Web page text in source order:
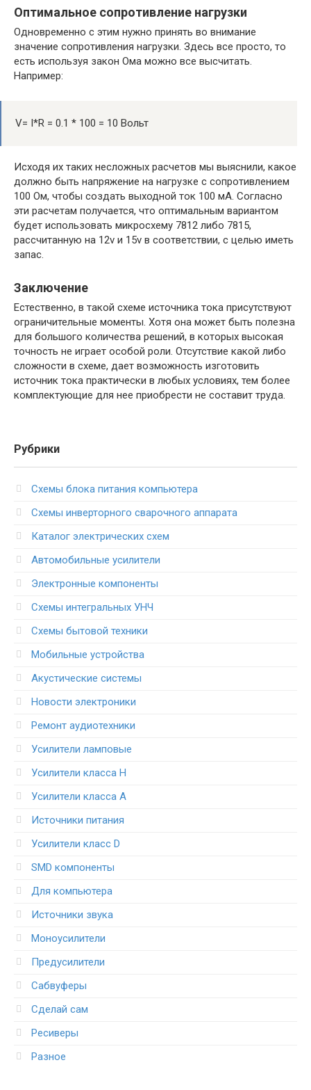
Оптимальное сопротивление нагрузки
Одновременно с этим нужно принять во внимание
значение сопротивления нагрузки. Здесь все просто, то
есть используя закон Ома можно все высчитать.
Например:
V= I*R = 0.1 * 100 = 10 Вольт
Исходя их таких несложных расчетов мы выяснили, какое
должно быть напряжение на нагрузке с сопротивлением
100 Ом, чтобы создать выходной ток 100 мА. Согласно
эти расчетам получается, что оптимальным вариантом
будет использовать микросхему 7812 либо 7815,
рассчитанную на 12v и 15v в соответствии, с целью иметь
запас.
Заключение
Естественно, в такой схеме источника тока присутствуют
ограничительные моменты. Хотя она может быть полезна
для большого количества решений, в которых высокая
точность не играет особой роли. Отсутствие какой либо
сложности в схеме, дает возможность изготовить
источник тока практически в любых условиях, тем более
комплектующие для нее приобрести не составит труда.
Рубрики
Схемы блока питания компьютера
Схемы инверторного сварочного аппарата
Каталог электрических схем
Автомобильные усилители
Электронные компоненты
Схемы интегральных УНЧ
Схемы бытовой техники
Мобильные устройства
Акустические системы
Новости электроники
Ремонт аудиотехники
Усилители ламповые
Усилители класса H
Усилители класса А
Источники питания
Усилители класс D
SMD компоненты
Для компьютера
Источники звука
Моноусилители
Предусилители
Сабвуферы
Сделай сам
Ресиверы
Разное